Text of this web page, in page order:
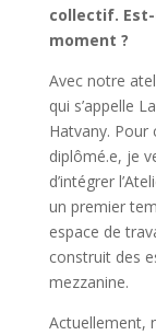
collectif.
moment ?
Avec notre
qui s’appelle
Hatvany.
diplômé.e, je
d’intégrer
un premier
espace de
construit des
mezzanine.
Actuellement,